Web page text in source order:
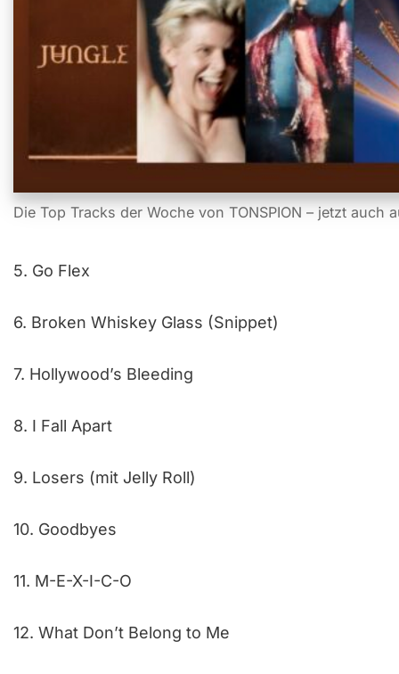
Die Top Tracks der Woche von TONSPION – jetzt auch
5. Go Flex
6. Broken Whiskey Glass (Snippet)
7. Hollywood’s Bleeding
8. I Fall Apart
9. Losers (mit Jelly Roll)
10. Goodbyes
11. M-E-X-I-C-O
12. What Don’t Belong to Me